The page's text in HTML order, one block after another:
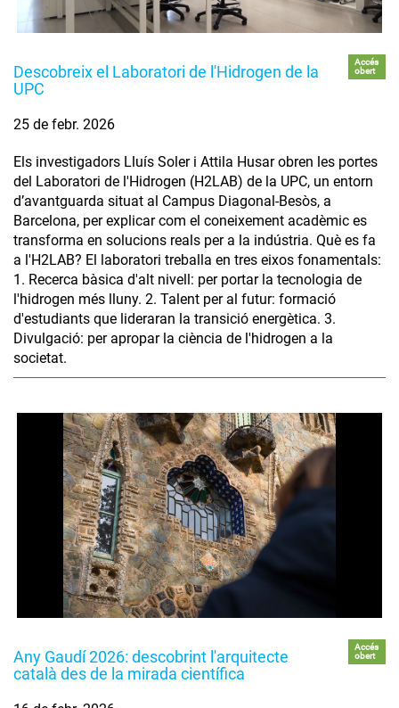
Descobreix el Laboratori de l'Hidrogen de la
UPC
Accés
obert
25 de febr. 2026
Els investigadors Lluís Soler i Attila Husar obren les portes
del Laboratori de l'Hidrogen (H2LAB) de la UPC, un entorn
d’avantguarda situat al Campus Diagonal-Besòs, a
Barcelona, per explicar com el coneixement acadèmic es
transforma en solucions reals per a la indústria. Què es fa
a l'H2LAB? El laboratori treballa en tres eixos fonamentals:
1. Recerca bàsica d'alt nivell: per portar la tecnologia de
l'hidrogen més lluny. 2. Talent per al futur: formació
d'estudiants que lideraran la transició energètica. 3.
Divulgació: per apropar la ciència de l'hidrogen a la
societat.
Any Gaudí 2026: descobrint l'arquitecte
català des de la mirada científica
Accés
obert